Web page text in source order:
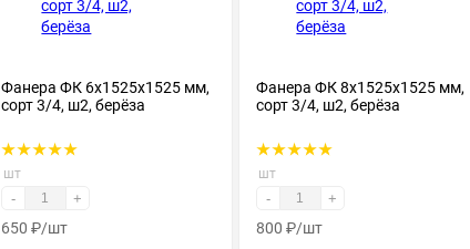
Фанера ФК 6х1525х1525 мм,
сорт 3/4, ш2, берёза
шт
- +
650 ₽/шт
Фанера ФК 8х1525х1525 мм,
сорт 3/4, ш2, берёза
шт
- +
800 ₽/шт